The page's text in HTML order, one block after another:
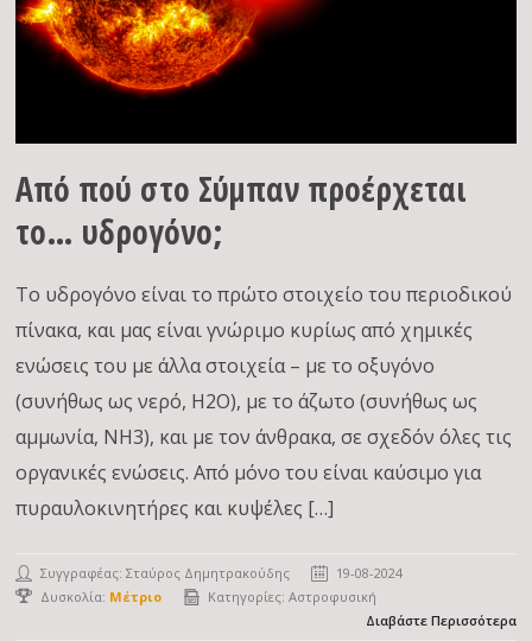
Από πού στο Σύμπαν προέρχεται
το… υδρογόνο;
Το υδρογόνο είναι το πρώτο στοιχείο του περιοδικού
πίνακα, και μας είναι γνώριμο κυρίως από χημικές
ενώσεις του με άλλα στοιχεία – με το οξυγόνο
(συνήθως ως νερό, H2O), με το άζωτο (συνήθως ως
αμμωνία, NH3), και με τον άνθρακα, σε σχεδόν όλες τις
οργανικές ενώσεις. Από μόνο του είναι καύσιμο για
πυραυλοκινητήρες και κυψέλες […]
Συγγραφέας:Σταύρος Δημητρακούδης
19-08-2024
Δυσκολία: Μέτριο Κατηγορίες:Αστροφυσική
Διαβάστε Περισσότερα